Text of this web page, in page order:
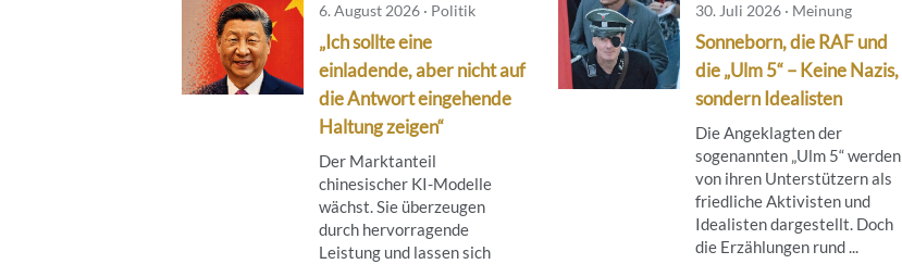
6. August 2026 · Politik
„Ich sollte eine
einladende, aber nicht auf
die Antwort eingehende
Haltung zeigen“
Der Marktanteil
chinesischer KI-Modelle
wächst. Sie überzeugen
durch hervorragende
Leistung und lassen sich
30. Juli 2026 · Meinung
Sonneborn, die RAF und
die „Ulm 5“ – Keine Nazis,
sondern Idealisten
Die Angeklagten der
sogenannten „Ulm 5“ werden
von ihren Unterstützern als
friedliche Aktivisten und
Idealisten dargestellt. Doch
die Erzählungen rund ...